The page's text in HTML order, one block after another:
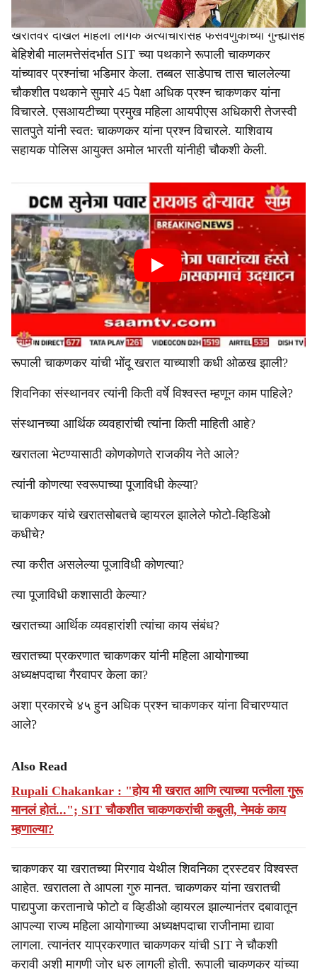
खरातवर दाखल महिला लैंगिक अत्याचारासह फसवणुकीच्या गुन्ह्यांसह
बेहिशेबी मालमत्तेसंदर्भात SIT च्या पथकाने रूपाली चाकणकर
यांच्यावर प्रश्नांचा भडिमार केला. तब्बल साडेपाच तास चाललेल्या
चौकशीत पथकाने सुमारे 45 पेक्षा अधिक प्रश्न चाकणकर यांना
विचारले. एसआयटीच्या प्रमुख महिला आयपीएस अधिकारी तेजस्वी
सातपुते यांनी स्वत: चाकणकर यांना प्रश्न विचारले. याशिवाय
सहायक पोलिस आयुक्त अमोल भारती यांनीही चौकशी केली.
रूपाली चाकणकर यांची भोंदू खरात याच्याशी कधी ओळख झाली?
शिवनिका संस्थानवर त्यांनी किती वर्षे विश्वस्त म्हणून काम पाहिले?
संस्थानच्या आर्थिक व्यवहारांची त्यांना किती माहिती आहे?
खरातला भेटण्यासाठी कोणकोणते राजकीय नेते आले?
त्यांनी कोणत्या स्वरूपाच्या पूजाविधी केल्या?
चाकणकर यांचे खरातसोबतचे व्हायरल झालेले फोटो-व्हिडिओ
कधीचे?
त्या करीत असलेल्या पूजाविधी कोणत्या?
त्या पूजाविधी कशासाठी केल्या?
खरातच्या आर्थिक व्यवहारांशी त्यांचा काय संबंध?
खरातच्या प्रकरणात चाकणकर यांनी महिला आयोगाच्या
अध्यक्षपदाचा गैरवापर केला का?
अशा प्रकारचे ४५ हुन अधिक प्रश्न चाकणकर यांना विचारण्यात
आले?
Also Read
Rupali Chakankar : "होय मी खरात आणि त्याच्या पत्नीला गुरू
मानलं होतं..."; SIT चौकशीत चाकणकरांची कबुली, नेमकं काय
म्हणाल्या?
चाकणकर या खरातच्या मिरगाव येथील शिवनिका ट्रस्टवर विश्वस्त
आहेत. खरातला ते आपला गुरु मानत. चाकणकर यांना खरातची
पाद्यपुजा करतानाचे फोटो व व्हिडीओ व्हायरल झाल्यानंतर दबावातून
आपल्या राज्य महिला आयोगाच्या अध्यक्षपदाचा राजीनामा द्यावा
लागला. त्यानंतर याप्रकरणात चाकणकर यांची SIT ने चौकशी
करावी अशी मागणी जोर धरु लागली होती. रूपाली चाकणकर यांच्या